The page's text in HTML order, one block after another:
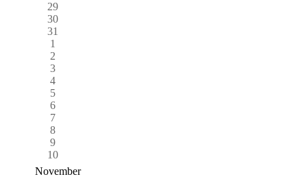
29
30
31
1
2
3
4
5
6
7
8
9
10
November